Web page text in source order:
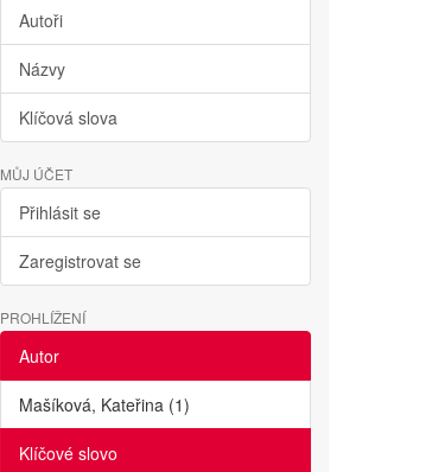
Autoři
Názvy
Klíčová slova
MŮJ ÚČET
Přihlásit se
Zaregistrovat se
PROHLÍŽENÍ
Autor
Mašíková, Kateřina (1)
Klíčové slovo